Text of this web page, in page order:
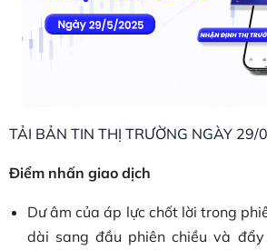
TẢI BẢN TIN THỊ TRƯỜNG NGÀY
Điểm nhấn giao dịch
Dư âm của áp lực chốt lời trong
dài sang đầu phiên chiều và